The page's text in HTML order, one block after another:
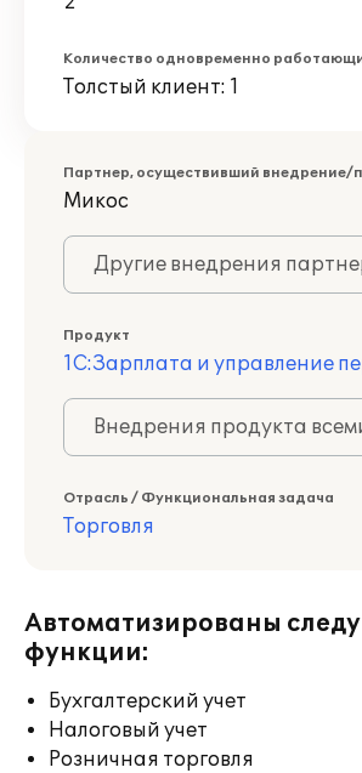
Количество одновременно
Толстый клиент: 1
Партнер, осуществивший внедрение/
Микос
Другие внедрения
Продукт
1С:Зарплата и управление
Внедрения продукта
Отрасль / Функциональная задача
Торговля
Автоматизированы
функции:
Бухгалтерский учет
Налоговый учет
Розничная торговля